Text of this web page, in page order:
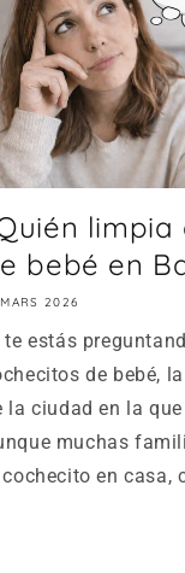
limpia
bebé en
2026
te estás
de bebé,
la ciudad en la
muchas
en casa,